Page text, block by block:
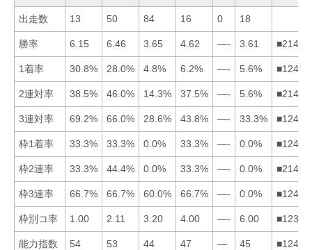
出走数 13 50 84 16 0 18
勝率 6.15 6.46 3.65 4.62 —- 3.61
1着率 30.8% 28.0% 4.8% 6.2% —- 5.6%
2連対率 38.5% 46.0% 14.3% 37.5% —- 5.6%
3連対率 69.2% 66.0% 28.6% 43.8% —- 33.3%
枠1着率 33.3% 33.3% 0.0% 33.3% —- 0.0%
枠2連率 33.3% 44.4% 0.0% 33.3% —- 0.0%
枠3連率 66.7% 66.7% 60.0% 66.7% —- 0.0%
枠別コ率 1.00 2.11 3.20 4.00 —- 6.00
能力指数 54 53 44 47 — 45